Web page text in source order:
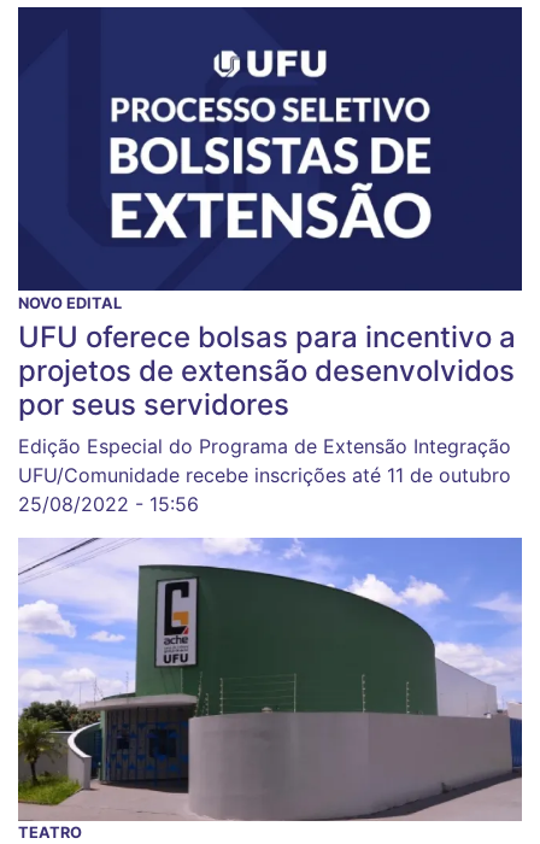
NOVO EDITAL
UFU oferece bolsas para incentivo a
projetos de extensão desenvolvidos
por seus servidores
Edição Especial do Programa de Extensão Integração
UFU/Comunidade recebe inscrições até 11 de outubro
25/08/2022 - 15:56
TEATRO